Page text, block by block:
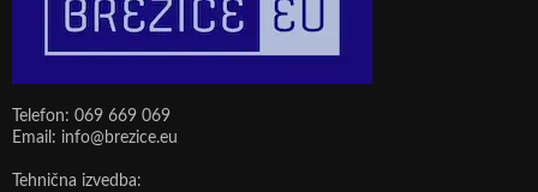
Telefon: 069 669 069
Email: info@brezice.eu
Tehnična izvedba: